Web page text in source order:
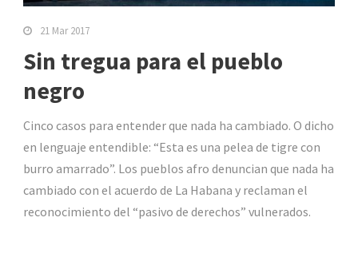
21 Mar 2017
Sin tregua para el pueblo
negro
Cinco casos para entender que nada ha cambiado. O dicho
en lenguaje entendible: “Esta es una pelea de tigre con
burro amarrado”. Los pueblos afro denuncian que nada ha
cambiado con el acuerdo de La Habana y reclaman el
reconocimiento del “pasivo de derechos” vulnerados.